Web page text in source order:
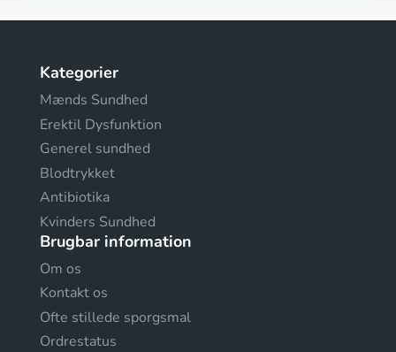
Kategorier
Mænds Sundhed
Erektil Dysfunktion
Generel sundhed
Blodtrykket
Antibiotika
Kvinders Sundhed
Brugbar information
Om os
Kontakt os
Ofte stillede sporgsmal
Ordrestatus